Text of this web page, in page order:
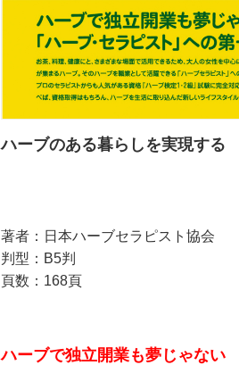
ハーブのある暮らしを実現する
著者：日本ハーブセラピスト協会
判型：B5判
頁数：168頁
ハーブで独立開業も夢じゃない